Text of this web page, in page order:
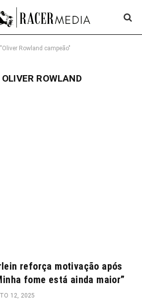
Rowland campeão"
OLIVER ROWLAND
reforça motivação após
fome está ainda maior”
12, 2025